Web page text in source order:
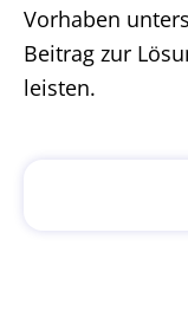
Vorhaben
Beitrag zur
leisten.